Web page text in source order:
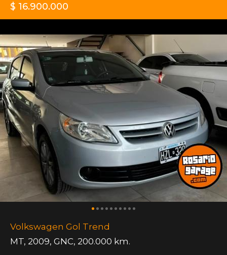
$ 16.900.000
Volkswagen Gol Trend
MT, 2009, GNC, 200.000 km.